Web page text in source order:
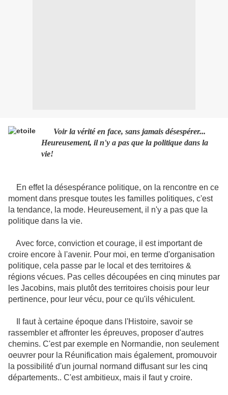
Voir la vérité en face, sans jamais désespérer...
Heureusement, il n'y a pas que la politique dans la
vie!
En effet la désespérance politique, on la rencontre en ce
moment dans presque toutes les familles politiques, c'est
la tendance, la mode. Heureusement, il n'y a pas que la
politique dans la vie.
Avec force, conviction et courage, il est important de
croire encore à l'avenir. Pour moi, en terme d'organisation
politique, cela passe par le local et des territoires &
régions vécues. Pas celles découpées en cinq minutes par
les Jacobins, mais plutôt des territoires choisis pour leur
pertinence, pour leur vécu, pour ce qu'ils véhiculent.
Il faut à certaine époque dans l'Histoire, savoir se
rassembler et affronter les épreuves, proposer d'autres
chemins. C'est par exemple en Normandie, non seulement
oeuvrer pour la Réunification mais également, promouvoir
la possibilité d'un journal normand diffusant sur les cinq
départements.. C'est ambitieux, mais il faut y croire.